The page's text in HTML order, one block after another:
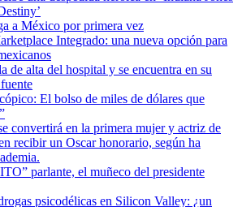
a México por primera vez
Integrado: una nueva opción para
de alta del hospital y se encuentra en su
El bolso de miles de dólares que
convertirá en la primera mujer y actriz de
recibir un Oscar honorario, según ha
parlante, el muñeco del presidente
psicodélicas en Silicon Valley: ¿un